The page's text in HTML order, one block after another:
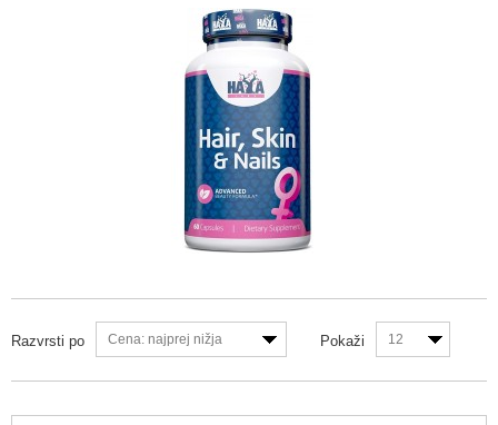
Razvrsti po Cena: najprej nižja Pokaži 12